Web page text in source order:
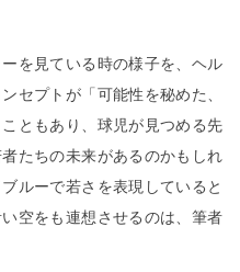
を見ている時の様子を、ヘル
セプトが「可能性を秘めた、
ともあり、球児が見つめる先
たちの未来があるのかもしれ
ルーで若さを表現していると
空をも連想させるのは、筆者